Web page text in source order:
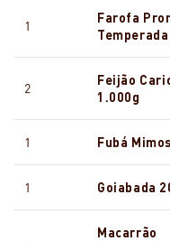
1
Farofa
2
Feijão
1.000g
1 Fubá
1 Goiabada
Macarrão